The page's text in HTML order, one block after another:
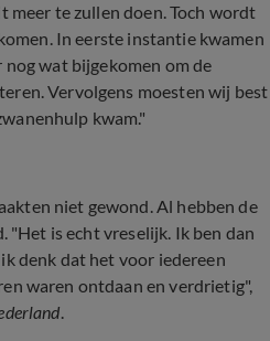
meer te zullen doen. Toch wordt
In eerste instantie kwamen
nog wat bijgekomen om de
Vervolgens moesten wij best
kwam."
niet gewond. Al hebben de
"Het is echt vreselijk. Ik ben dan
denk dat het voor iedereen
waren ontdaan en verdrietig",
.